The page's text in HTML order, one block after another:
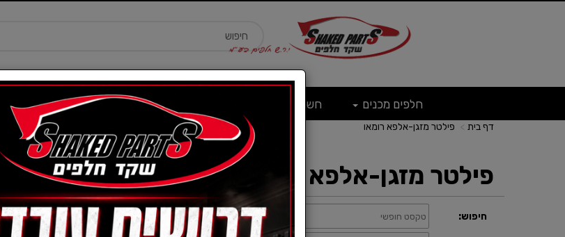
חלפים מכנים חשמל ציוד, אביזרים ומוצרים לרכב
דף בית פילטר מזגן-אלפא רומאו
פילטר מזגן-אלפא רומאו
חיפוש: קטגוריה: פילטר מזגן-אלפא רומאו מחיר: